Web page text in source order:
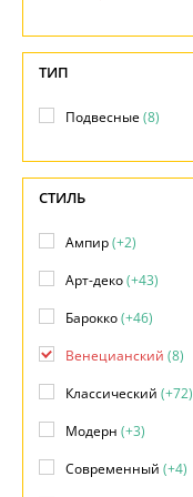
ТИП
Подвесные(8)
СТИЛЬ
Ампир(+2)
Арт-деко(+43)
Барокко(+46)
Венецианский (8)
Классический (+72)
Модерн (+3)
Современный (+4)